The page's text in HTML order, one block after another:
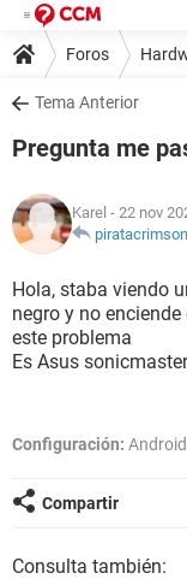
Foros
Tema Anterior
Pregunta me
Karel - 22 nov
piratacrimson
Hola, staba viendo
negro y no
este problema
Es Asus sonicmaster
Configuración:
Compartir
Consulta también: